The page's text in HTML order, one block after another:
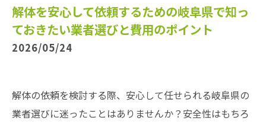
解体を安心して依頼するための岐阜県で知っ
ておきたい業者選びと費用のポイント
2026/05/24
解体の依頼を検討する際、安心して任せられる岐阜県の
業者選びに迷ったことはありませんか？安全性はもちろ